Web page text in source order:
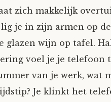
site
straffen
De Leeshoek
de HD-site
zich makkelijk
je in zijn armen op
glazen wijn op tafel.
voel je je telefoon
van je werk, wat
Je klinkt het